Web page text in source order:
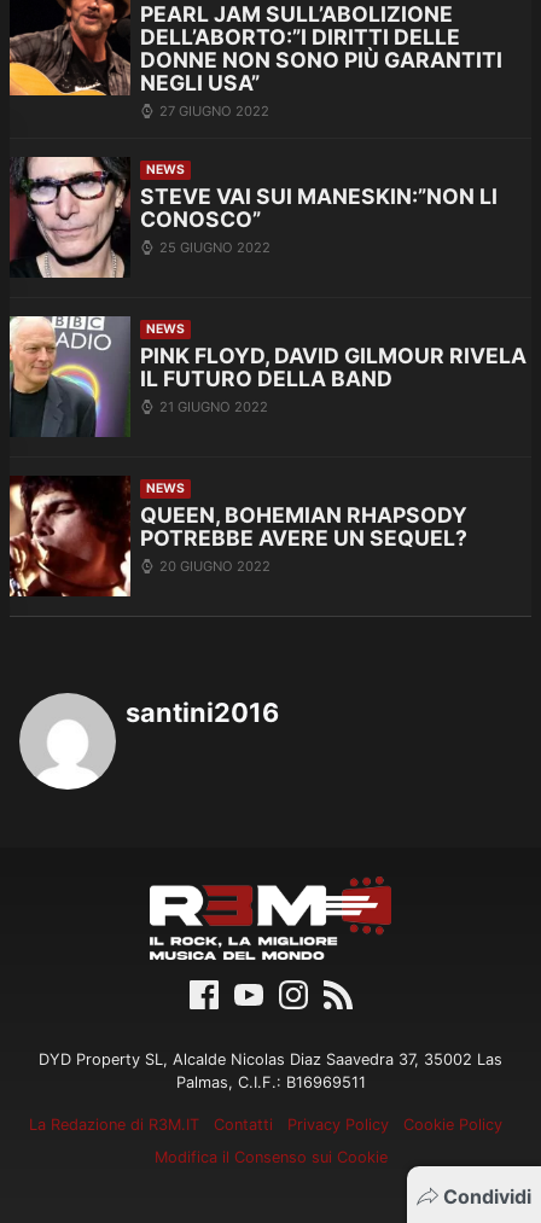
PEARL JAM SULL’ABOLIZIONE
DELL’ABORTO:”I DIRITTI DELLE
DONNE NON SONO PIÙ GARANTITI
NEGLI USA”
27 GIUGNO 2022
NEWS
STEVE VAI SUI MANESKIN:”NON LI
CONOSCO”
25 GIUGNO 2022
NEWS
PINK FLOYD, DAVID GILMOUR RIVELA
IL FUTURO DELLA BAND
21 GIUGNO 2022
NEWS
QUEEN, BOHEMIAN RHAPSODY
POTREBBE AVERE UN SEQUEL?
20 GIUGNO 2022
santini2016
Condividi
DYD Property SL, Alcalde Nicolas Diaz Saavedra 37, 35002 Las
Palmas, C.I.F.: B16969511
La Redazione di R3M.IT Contatti Privacy Policy
Cookie Policy
Modifica il Consenso sui Cookie